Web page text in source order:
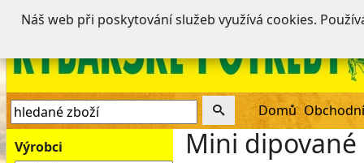
Domů
Výrobci Mini dipované
Náš web při poskytování služeb využívá cookies.